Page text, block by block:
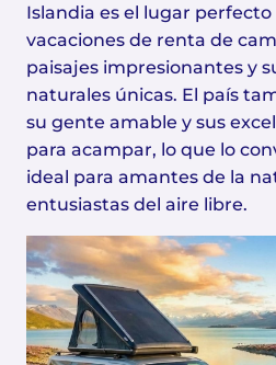
Islandia es el lugar
vacaciones de renta de
paisajes impresionantes y
naturales únicas. El país
su gente amable y sus
para acampar, lo que lo
ideal para amantes de la
entusiastas del aire libre.